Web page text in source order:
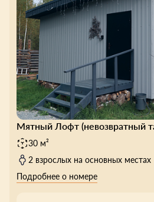
Мятный Лофт (невозвратный
30 м²
2 взрослых на основных местах
Подробнее о номере